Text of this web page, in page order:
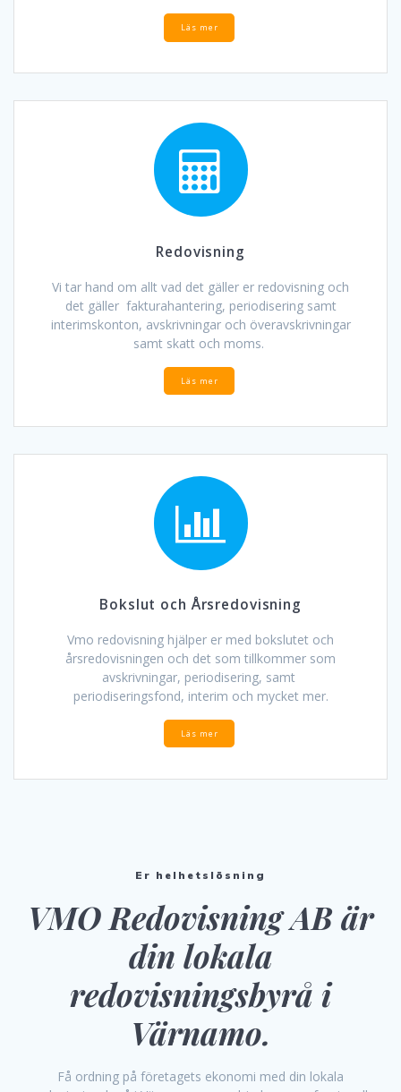
Läs mer
Redovisning
Vi tar hand om allt vad det gäller er redovisning och
det gäller fakturahantering, periodisering samt
interimskonton, avskrivningar och överavskrivningar
samt skatt och moms.
Läs mer
Bokslut och Årsredovisning
Vmo redovisning hjälper er med bokslutet och
årsredovisningen och det som tillkommer som
avskrivningar, periodisering, samt
periodiseringsfond, interim och mycket mer.
Läs mer
Er helhetslösning
VMO Redovisning AB är
din lokala
redovisningsbyrå i
Värnamo.
Få ordning på företagets ekonomi med din lokala